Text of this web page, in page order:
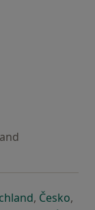
neuen
einer neuen
öffnet in
, Česko,